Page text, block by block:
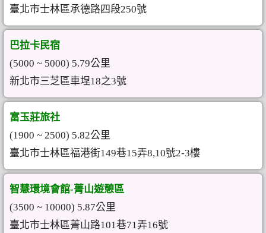
臺北市士林區承德路四段250號
巴拉卡民宿
(5000 ~ 5000) 5.79公里
新北市三芝區車埕18之3號
富玉莊旅社
(1900 ~ 2500) 5.82公里
臺北市士林區福港街149巷15弄8,10號2-3樓
智慧環境會館-菁山遊憩區
(3500 ~ 10000) 5.87公里
臺北市士林區菁山路101巷71弄16號